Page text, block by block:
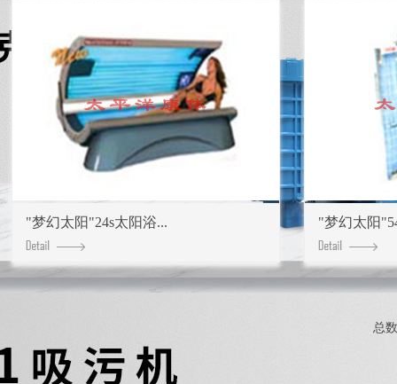
"梦幻太阳"24s太阳浴... "梦幻太阳
总